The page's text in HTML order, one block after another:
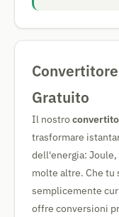
Gratuito
Il nostro
trasformare
dell'energia:
molte altre. Che tu
semplicemente
offre conversioni